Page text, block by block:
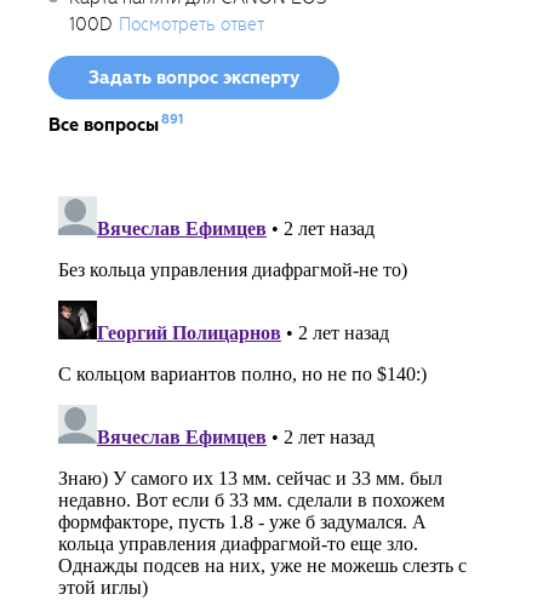
100D Посмотреть ответ
Задать вопрос эксперту
Все вопросы891